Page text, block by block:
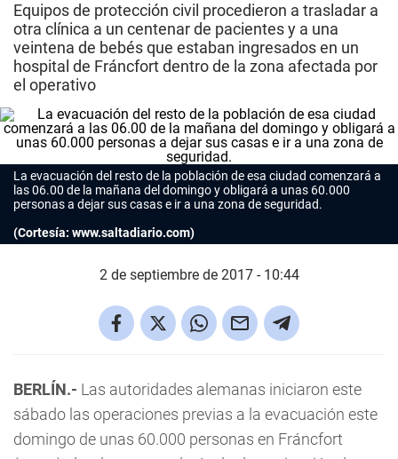
Equipos de protección civil procedieron a trasladar a
otra clínica a un centenar de pacientes y a una
veintena de bebés que estaban ingresados en un
hospital de Fráncfort dentro de la zona afectada por
el operativo
La evacuación del resto de la población de esa ciudad comenzará a
las 06.00 de la mañana del domingo y obligará a unas 60.000
personas a dejar sus casas e ir a una zona de seguridad.
(Cortesía: www.saltadiario.com)
2 de septiembre de 2017 - 10:44
BERLÍN.- Las autoridades alemanas iniciaron este
sábado las operaciones previas a la evacuación este
domingo de unas 60.000 personas en Fráncfort